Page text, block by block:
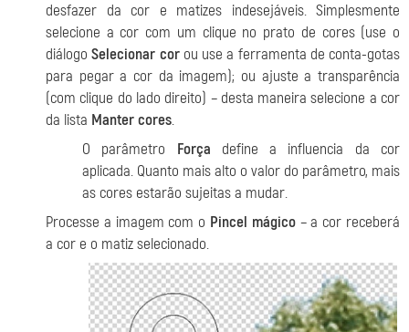
desfazer da cor e matizes indesejáveis. Simplesmente
selecione a cor com um clique no prato de cores (use o
diálogoSelecionar corou use a ferramenta de conta-gotas
para pegar a cor da imagem); ou ajuste a transparência
(com clique do lado direito) – desta maneira selecione a cor
da lista Manter cores.
O parâmetro Força define a influencia da cor
aplicada. Quanto mais alto o valor do parâmetro, mais
as cores estarão sujeitas a mudar.
Processe a imagem com o Pincel mágico– a cor receberá
a cor e o matiz selecionado.